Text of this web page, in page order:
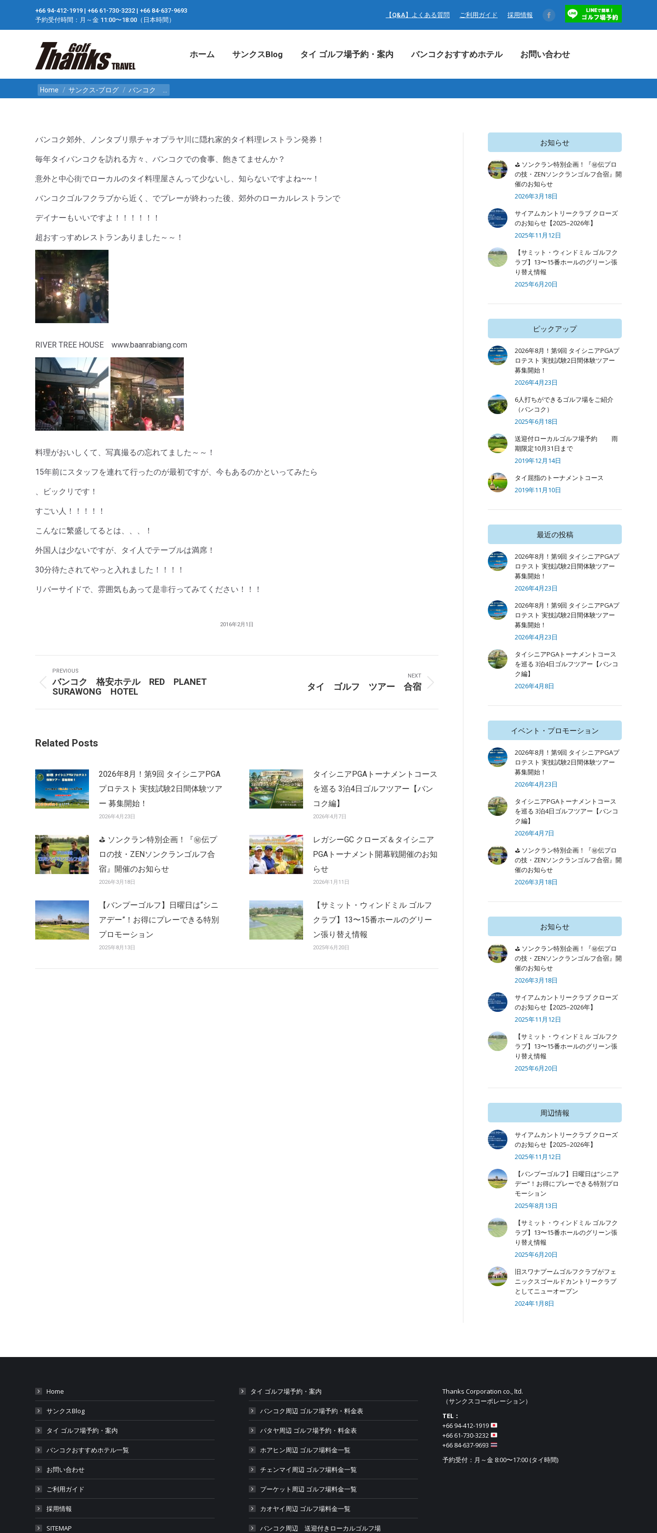
+66 94-412-1919 ​| +66 61-730-3232 ​| +66 84-637-9693
予約受付時間：月～金 11:00〜18:00（日本時間）
【Q&A】よくある質問 ご利用ガイド 採用情報
Facebook
page
in
ホーム サンクスBlog タイ ゴルフ場予約・案内 バンコクおすすめホテル お問い合わせ
You are here:
Home サンクス-ブログ バンコク …
バンコク郊外、ノンタブリ県チャオプラヤ川に隠れ家的タイ料理レストラン発券！
毎年タイバンコクを訪れる方々、バンコクでの食事、飽きてませんか？
意外と中心街でローカルのタイ料理屋さんって少ないし、知らないですよね~~！
バンコクゴルフクラブから近く、でプレーが終わった後、郊外のローカルレストランで
デイナーもいいですよ！！！！！！
超おすっすめレストランありました～～！
RIVER TREE HOUSE www.baanrabiang.com
料理がおいしくて、写真撮るの忘れてました～～！
15年前にスタッフを連れて行ったのが最初ですが、今もあるのかといってみたら
、ビックリです！
すごい人！！！！！
こんなに繁盛してるとは、、、！
外国人は少ないですが、タイ人でテーブルは満席！
30分待たされてやっと入れました！！！！
リバーサイドで、雰囲気もあって是非行ってみてください！！！
2016年2月1日
Navigation
PREVIOUS
Previous
バンコク 格安ホテル RED PLANET
SURAWONG HOTEL
NEXT
タイ ゴルフ ツアー 合宿
Related Posts
2026年8月！第9回 タイシニアPGA
プロテスト 実技試験2日間体験ツア
ー 募集開始！
2026年4月23日
タイシニアPGAトーナメントコース
を巡る 3泊4日ゴルフツアー【バン
コク編】
2026年4月7日
⛳ ソンクラン特別企画！『㊙️伝プ
ロの技・ZENソンクランゴルフ合
宿』開催のお知らせ
2026年3月18日
レガシーGC クローズ＆タイシニア
PGAトーナメント開幕戦開催のお知
らせ
2026年1月11日
【バンプーゴルフ】日曜日は“シニ
アデー”！お得にプレーできる特別
プロモーション
2025年8月13日
【サミット・ウィンドミル ゴルフ
クラブ】13〜15番ホールのグリー
ン張り替え情報
2025年6月20日
お知らせ
⛳ ソンクラン特別企画！『㊙️伝プロ
の技・ZENソンクランゴルフ合宿』開
催のお知らせ
2026年3月18日
サイアムカントリークラブ クローズ
のお知らせ【2025–2026年】
2025年11月12日
【サミット・ウィンドミル ゴルフク
ラブ】13〜15番ホールのグリーン張
り替え情報
2025年6月20日
ピックアップ
2026年8月！第9回 タイシニアPGAプ
ロテスト 実技試験2日間体験ツアー
募集開始！
2026年4月23日
6人打ちができるゴルフ場をご紹介
（バンコク）
2025年6月18日
送迎付ローカルゴルフ場予約 雨
期限定10月31日まで
2019年12月14日
タイ屈指のトーナメントコース
2019年11月10日
最近の投稿
2026年8月！第9回 タイシニアPGAプ
ロテスト 実技試験2日間体験ツアー
募集開始！
2026年4月23日
2026年8月！第9回 タイシニアPGAプ
ロテスト 実技試験2日間体験ツアー
募集開始！
2026年4月23日
タイシニアPGAトーナメントコース
を巡る 3泊4日ゴルフツアー【バンコ
ク編】
2026年4月8日
イベント・プロモーション
2026年8月！第9回 タイシニアPGAプ
ロテスト 実技試験2日間体験ツアー
募集開始！
2026年4月23日
タイシニアPGAトーナメントコース
を巡る 3泊4日ゴルフツアー【バンコ
ク編】
2026年4月7日
⛳ ソンクラン特別企画！『㊙️伝プロ
の技・ZENソンクランゴルフ合宿』開
催のお知らせ
2026年3月18日
お知らせ
⛳ ソンクラン特別企画！『㊙️伝プロ
の技・ZENソンクランゴルフ合宿』開
催のお知らせ
2026年3月18日
サイアムカントリークラブ クローズ
のお知らせ【2025–2026年】
2025年11月12日
【サミット・ウィンドミル ゴルフク
ラブ】13〜15番ホールのグリーン張
り替え情報
2025年6月20日
周辺情報
サイアムカントリークラブ クローズ
のお知らせ【2025–2026年】
2025年11月12日
【バンプーゴルフ】日曜日は“シニア
デー”！お得にプレーできる特別プロ
モーション
2025年8月13日
【サミット・ウィンドミル ゴルフク
ラブ】13〜15番ホールのグリーン張
り替え情報
2025年6月20日
旧スワナプームゴルフクラブがフェ
ニックスゴールドカントリークラブ
としてニューオープン
2024年1月8日
Home
サンクスBlog
タイ ゴルフ場予約・案内
バンコクおすすめホテル一覧
お問い合わせ
ご利用ガイド
採用情報
SITEMAP
タイ ゴルフ場予約・案内
バンコク周辺 ゴルフ場予約・料金表
パタヤ周辺 ゴルフ場予約・料金表
ホアヒン周辺 ゴルフ場料金一覧
チェンマイ周辺 ゴルフ場料金一覧
プーケット周辺 ゴルフ場料金一覧
カオヤイ周辺 ゴルフ場料金一覧
バンコク周辺 送迎付きローカルゴルフ場
Thanks Corporation co., ltd.
（サンクスコーポレーション）
TEL：
+66 94-412-1919​
+66 61-730-3232
+66 84-637-9693
予約受付：月～金 8:00〜17:00 (タイ時間)
タイ ゴルフ場予約・案内 バンコクおすすめホテル お問い合わせ